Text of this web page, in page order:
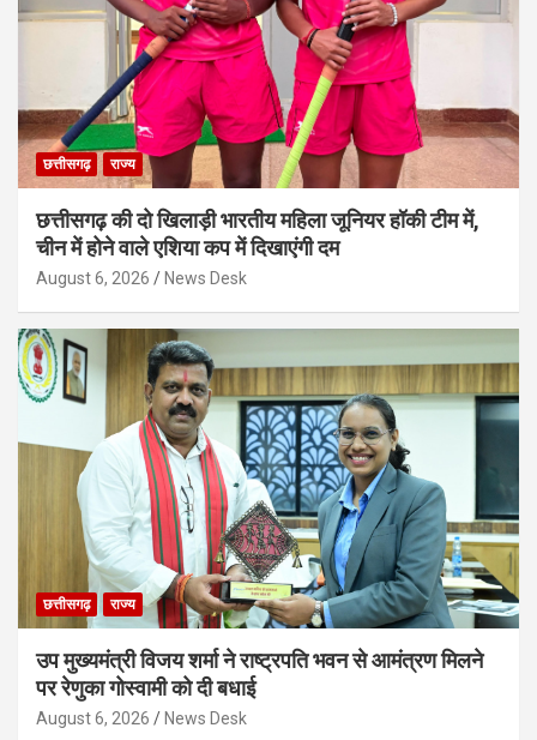
छत्तीसगढ़ राज्य
छत्तीसगढ़ की दो खिलाड़ी भारतीय महिला जूनियर हॉकी टीम में,
चीन में होने वाले एशिया कप में दिखाएंगी दम
August 6, 2026 News Desk
छत्तीसगढ़ राज्य
उप मुख्यमंत्री विजय शर्मा ने राष्ट्रपति भवन से आमंत्रण मिलने
पर रेणुका गोस्वामी को दी बधाई
August 6, 2026 News Desk